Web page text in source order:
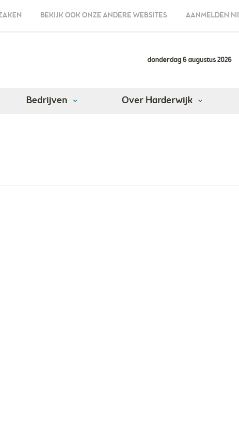
BEKIJK OOK ONZE ANDERE WEBSITES AANMELDEN
donderdag 6 augustus 2026
Bedrijven Over Harderwijk